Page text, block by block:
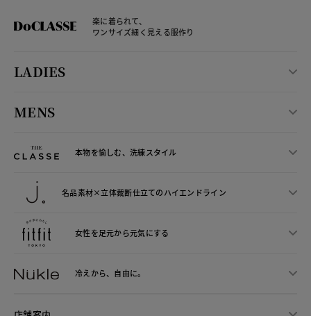
楽に着られて、
ワンサイズ細く見える服作り
LADIES
MENS
本物を愉しむ、洗練スタイル
名品素材×立体裁断仕立てのハイエンドライン
女性を足元から元気にする
冷えから、 自由に。